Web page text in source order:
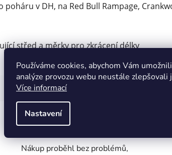
Používáme cookies, abychom Vám
analýze provozu webu neustále
Více informací
Nastavení
v DH, na Red Bull Rampage,
střed a měrky pro zkrácení délky
Simona Vachulíková
Nákup proběhl bez problémů,